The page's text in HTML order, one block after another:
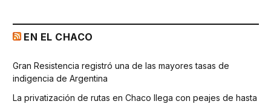
EN EL CHACO
Gran Resistencia registró una de las mayores tasas de
indigencia de Argentina
La privatización de rutas en Chaco llega con peajes de hasta